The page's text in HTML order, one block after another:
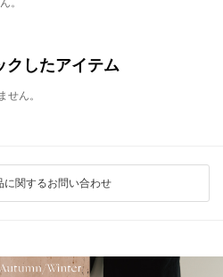
クしたアイテム
ん。
に関するお問い合わせ